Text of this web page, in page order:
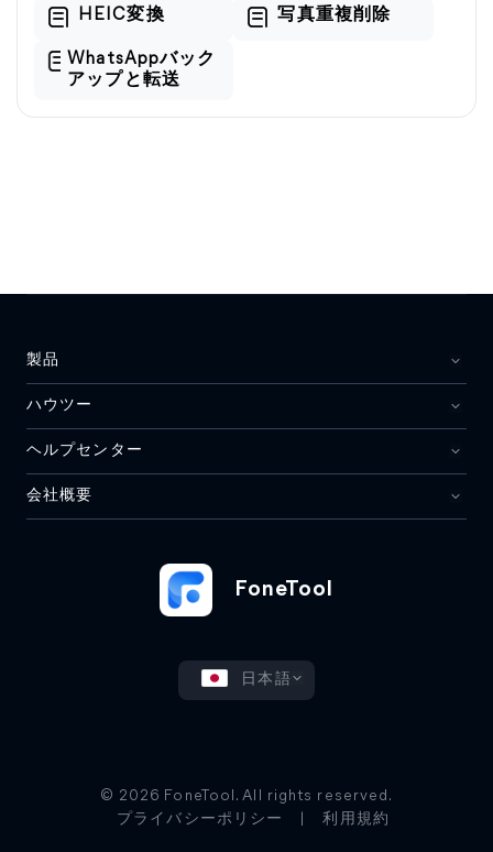
HEIC変換 写真重複削除
WhatsAppバック
アップと転送
FoneTool
日本語
製品
ハウツー
ヘルプセンター
会社概要
© 2026 FoneTool. All rights reserved.
プライバシーポリシー
利用規約